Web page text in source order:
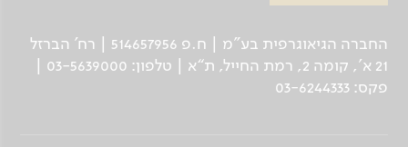
החברה הגיאוגרפית בע"מ | ח.פ 514657956 | רח’ הברזל
21 א', קומה 2, רמת החייל, ת“א | טלפון: 03-5639000 |
פקס: 03-6244333